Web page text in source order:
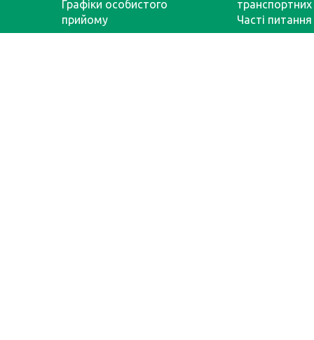
Графіки особистого
прийому
транспортних
Часті питання